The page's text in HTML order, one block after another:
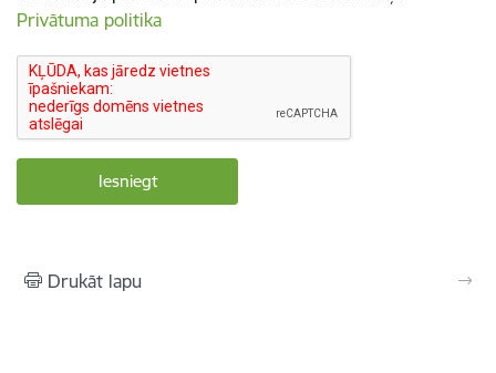
Privātuma politika
Drukāt lapu